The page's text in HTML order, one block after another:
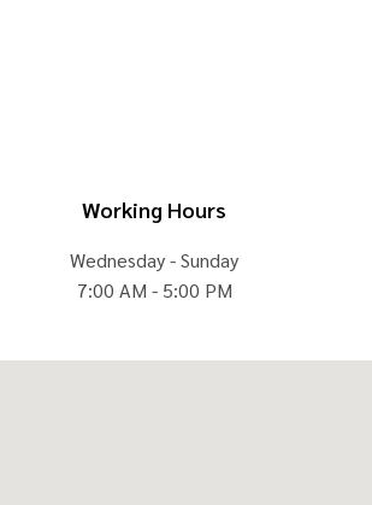
Working Hours
Wednesday - Sunday
7:00 AM - 5:00 PM